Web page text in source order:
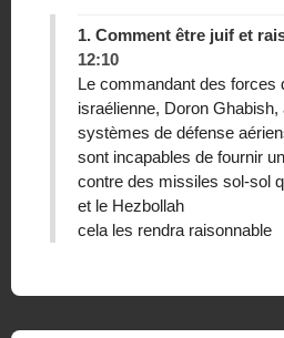
1. Comment être juif et
12:10
Le commandant des forces
israélienne, Doron
systèmes de défense
sont incapables de fournir
contre des missiles sol-sol
et le Hezbollah
cela les rendra raisonnable